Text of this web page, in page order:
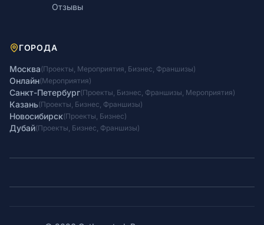
Отзывы
ГОРОДА
Москва(Проекты, Мероприятия, Бизнес, Франшизы)
Онлайн(Мероприятия)
Санкт-Петербург(Проекты, Бизнес, Франшизы, Мероприятия)
Казань(Проекты, Бизнес, Франшизы)
Новосибирск(Проекты, Бизнес)
Дубай(Проекты, Бизнес, Франшизы)